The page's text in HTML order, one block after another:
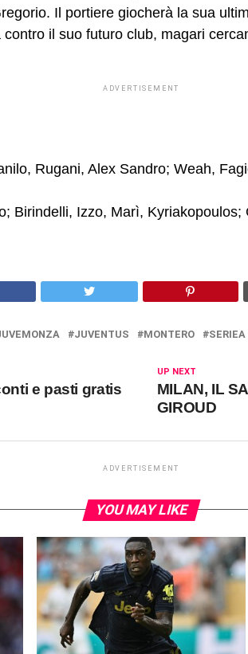
Il portiere giocherà la sua
il suo futuro club, magari
ADVERTISEMENT
Rugani, Alex Sandro; Weah,
Birindelli, Izzo, Marì,
JUVENTUS MONTERO SERIEA
UP NEXT
MILAN, IL
GIROUD
e pasti gratis
ADVERTISEMENT
YOU MAY LIKE